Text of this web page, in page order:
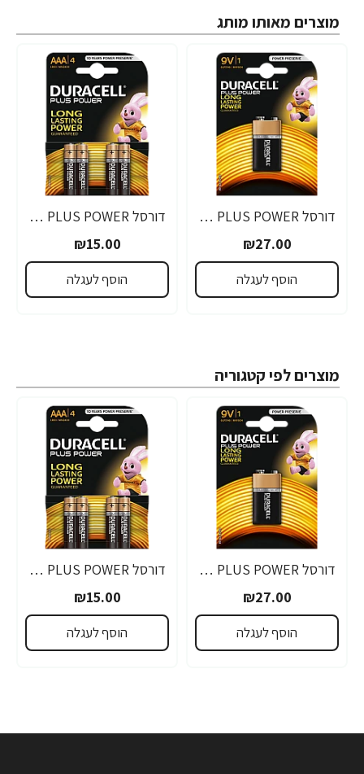
מוצרים מאותו מותג
דורסל PLUS POWER סוללות 9V אריזת 1 יחידות - מבית Duracell
₪27.00
הוסף לעגלה
דורסל PLUS POWER סוללות AAA אריזת 4 יחידות - מבית Duracell
₪15.00
הוסף לעגלה
מוצרים לפי קטגוריה
דורסל PLUS POWER סוללות 9V אריזת 1 יחידות - מבית Duracell
₪27.00
הוסף לעגלה
דורסל PLUS POWER סוללות AAA אריזת 4 יחידות - מבית Duracell
₪15.00
הוסף לעגלה